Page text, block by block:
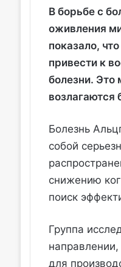
В борьбе с
оживления
показало,
привести к
болезни. Это
Болезнь
собой
снижению
поиск
Группа
для